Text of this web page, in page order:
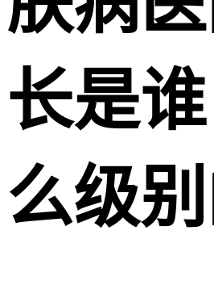
长是
么级别